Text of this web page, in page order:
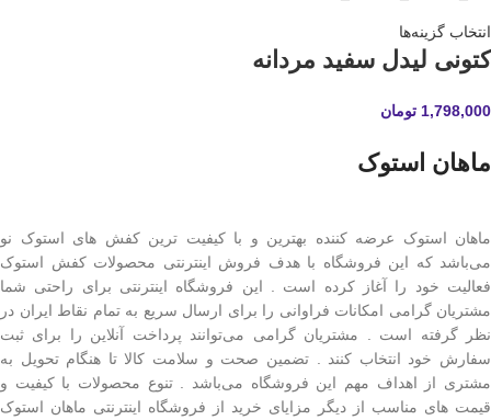
انتخاب گزینه‌ها
کتونی لیدل سفید مردانه
1,798,000 تومان
ماهان استوک
ماهان استوک عرضه کننده بهترین و با کیفیت ترین کفش های استوک نو
می‌باشد که این فروشگاه با هدف فروش اینترنتی محصولات کفش استوک
فعالیت خود را آغاز کرده است . این فروشگاه اینترنتی برای راحتی شما
مشتریان گرامی امکانات فراوانی را برای ارسال سریع به تمام نقاط ایران در
نظر گرفته است . مشتریان گرامی می‌توانند پرداخت آنلاین را برای ثبت
سفارش خود انتخاب کنند . تضمین صحت و سلامت کالا تا هنگام تحویل به
مشتری از اهداف مهم این فروشگاه می‌باشد . تنوع محصولات با کیفیت و
قیمت های مناسب از دیگر مزایای خرید از فروشگاه اینترنتی ماهان استوک